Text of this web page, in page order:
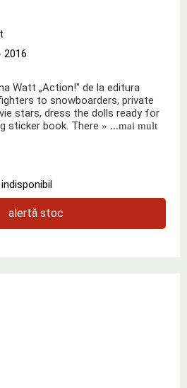
2016
Watt „Action!" de la editura
to snowboarders, private
stars, dress the dolls ready for
sticker book. There » ...mai mult
alertă stoc